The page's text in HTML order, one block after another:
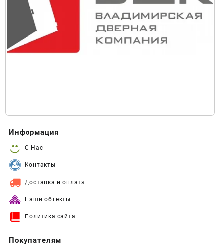
Информация
О Нас
Контакты
Доставка и оплата
Наши объекты
Политика сайта
Покупателям